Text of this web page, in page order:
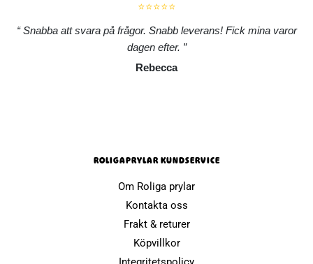
⭐⭐⭐⭐⭐
Snabba att svara på frågor. Snabb leverans! Fick mina varor
dagen efter.
Rebecca
ROLIGAPRYLAR KUNDSERVICE
Om Roliga prylar
Kontakta oss
Frakt & returer
Köpvillkor